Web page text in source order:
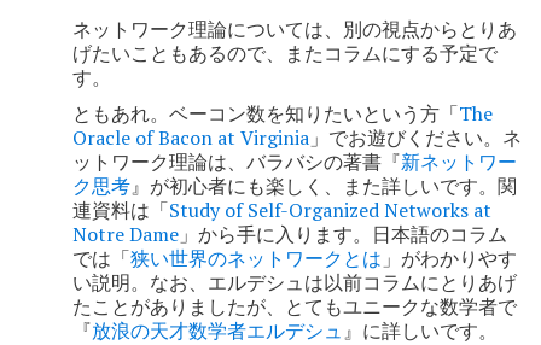
ネットワーク理論については、別の視点からとりあ
げたいこともあるので、またコラムにする予定で
す。
ともあれ。ベーコン数を知りたいという方「The
Oracle of Bacon at Virginia 」でお遊びください。ネ
ットワーク理論は、バラバシの著書『新ネットワー
ク思考』が初心者にも楽しく、また詳しいです。関
連資料は「Study of Self-Organized Networks at
Notre Dame 」から手に入ります。日本語のコラム
では「狭い世界のネットワークとは 」がわかりやす
い説明。なお、エルデシュは以前コラムにとりあげ
たことがありましたが、とてもユニークな数学者で
『放浪の天才数学者エルデシュ』に詳しいです。